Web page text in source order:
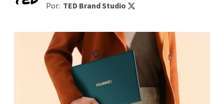
Por: TED Brand Studio